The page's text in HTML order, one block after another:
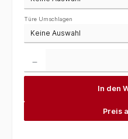
Türe Umschlagen
In den
Preis